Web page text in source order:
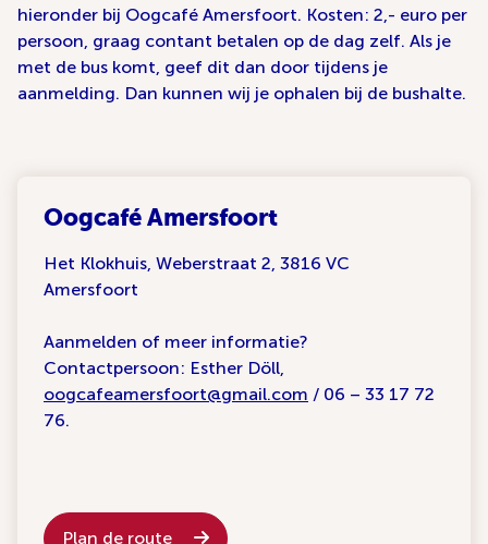
hieronder bij Oogcafé Amersfoort. Kosten: 2,- euro per
persoon, graag contant betalen op de dag zelf. Als je
met de bus komt, geef dit dan door tijdens je
aanmelding. Dan kunnen wij je ophalen bij de bushalte.
Oogcafé Amersfoort
Het Klokhuis, Weberstraat 2, 3816 VC
Amersfoort
Aanmelden of meer informatie?
Contactpersoon: Esther Döll,
oogcafeamersfoort@gmail.com / 06 – 33 17 72
76.
Plan de route